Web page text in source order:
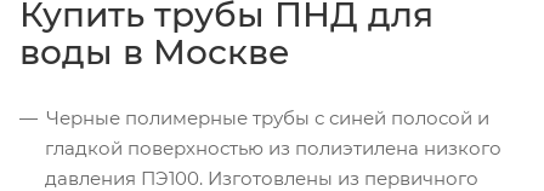
Купить трубы ПНД для
воды в Москве
Черные полимерные трубы с синей полосой и
гладкой поверхностью из полиэтилена низкого
давления ПЭ100. Изготовлены из первичного